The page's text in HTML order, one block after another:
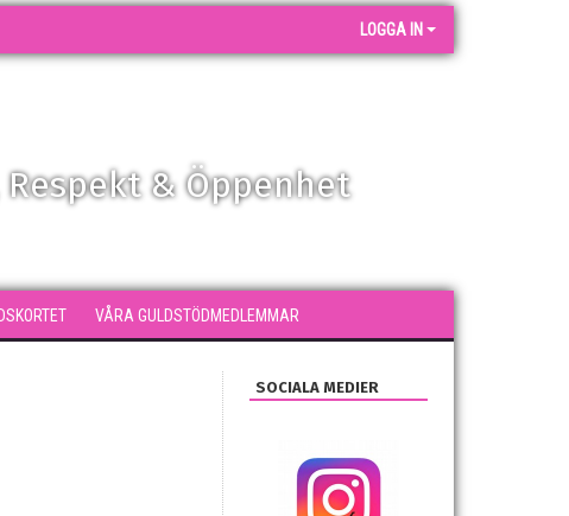
LOGGA IN
& Öppenhet
VÅRA GULDSTÖDMEDLEMMAR
SOCIALA MEDIER